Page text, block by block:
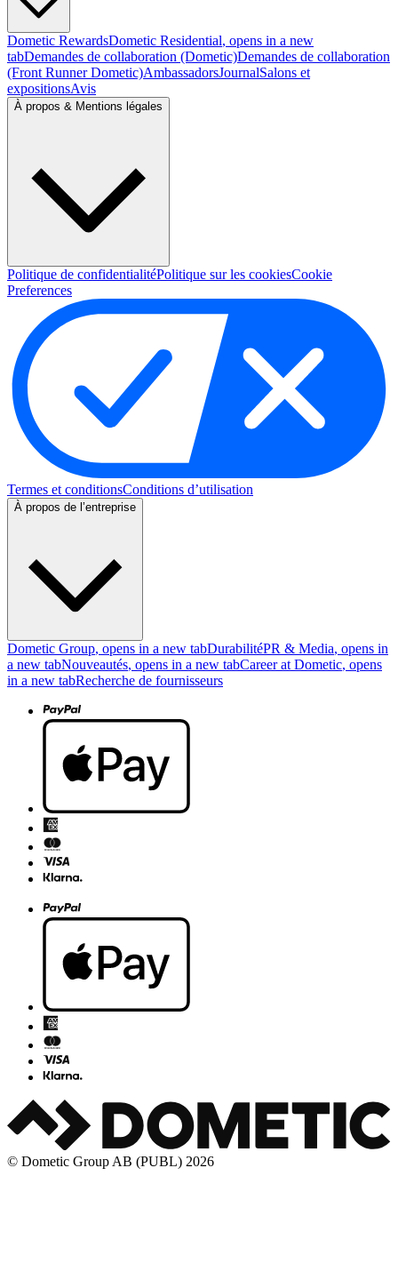
Dometic RewardsDometic Residential, opens in a new
tabDemandes de collaboration (Dometic)Demandes de collaboration
(Front Runner Dometic)AmbassadorsJournalSalons et
expositionsAvis
À propos & Mentions légales
Politique de confidentialitéPolitique sur les cookiesCookie
Preferences
Termes et conditionsConditions d’utilisation
À propos de l’entreprise
Dometic Group, opens in a new tabDurabilitéPR & Media, opens in
a new tabNouveautés, opens in a new tabCareer at Dometic, opens
in a new tabRecherche de fournisseurs
© Dometic Group AB (PUBL) 2026